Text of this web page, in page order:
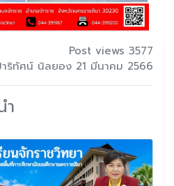
Post views 3577
าริทัศน์ นิลยอง 21 มีนาคม 2566
ำ